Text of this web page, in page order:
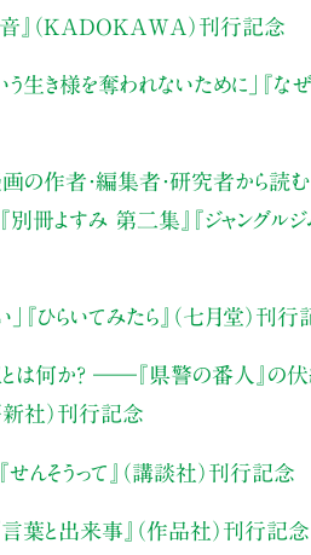
音』（KADOKAWA）刊行記念
生き様を奪われないために」
『な
画の作者・編集者・研究者から読む
『別冊よすみ 第二集』『ジャングル
『ひらいてみたら』（七月堂）刊行
とは何か？ ――『県警の番人』の
新社）刊行記念
『せんそうって』（講談社）刊行記念
言葉と出来事』（作品社）刊行記念